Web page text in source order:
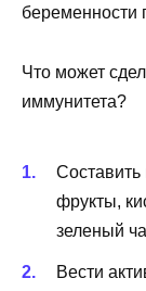
беременности
Что может
иммунитета?
фрукты,
зеленый
Вести